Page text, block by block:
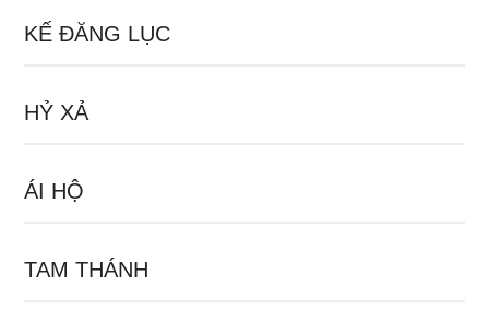
KẾ ĐĂNG LỤC
HỶ XẢ
ÁI HỘ
TAM THÁNH